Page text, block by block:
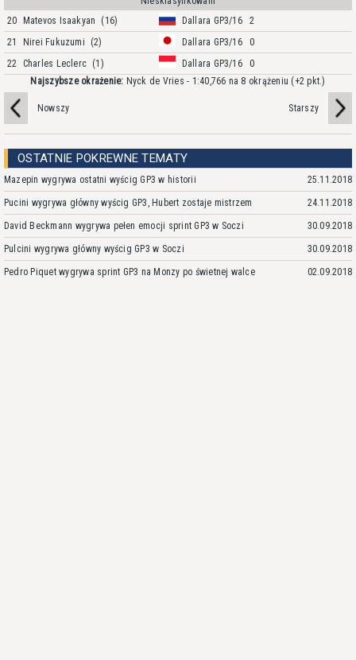
20
Matevos Isaakyan (16) Dallara GP3/16
2
21
Nirei Fukuzumi (2) Dallara GP3/16
0
22
Charles Leclerc (1) Dallara GP3/16
0
Najszybsze okrażenie: Nyck de Vries - 1:40,766 na 8 okrążeniu (+2 pkt.)
Nowszy Starszy
OSTATNIE POKREWNE TEMATY
Mazepin wygrywa ostatni wyścig GP3 w historii 25.11.2018
Pucini wygrywa główny wyścig GP3, Hubert zostaje mistrzem 24.11.2018
David Beckmann wygrywa pełen emocji sprint GP3 w Soczi 30.09.2018
Pulcini wygrywa główny wyścig GP3 w Soczi 30.09.2018
Pedro Piquet wygrywa sprint GP3 na Monzy po świetnej walce 02.09.2018